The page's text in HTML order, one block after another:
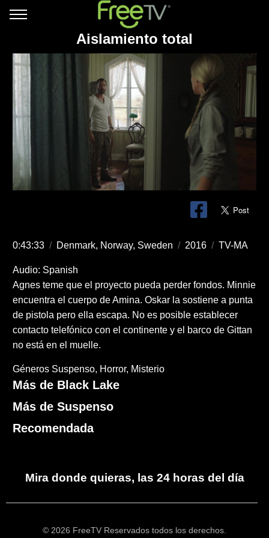
Aislamiento total
0:43:33 / Denmark, Norway, Sweden / 2016 / TV-MA
Audio: Spanish
Agnes teme que el proyecto pueda perder fondos. Minnie
encuentra el cuerpo de Amina. Oskar la sostiene a punta
de pistola pero ella escapa. No es posible establecer
contacto telefónico con el continente y el barco de Gittan
no está en el muelle.
Géneros Suspenso Horror Misterio
Más de Black Lake
Más de Suspenso
Recomendada
Mira donde quieras, las 24 horas del día
© 2026 FreeTV Reservados todos los derechos.